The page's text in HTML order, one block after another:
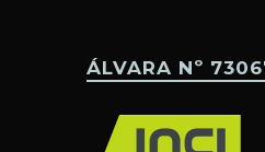
ÁLVARA Nº